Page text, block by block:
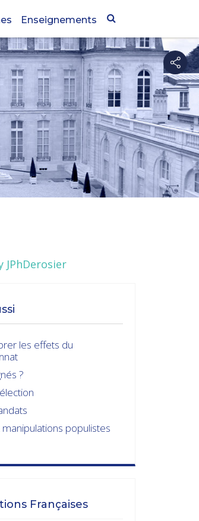
Enseignements
JPhDerosier
les effets du
?
manipulations populistes
Françaises